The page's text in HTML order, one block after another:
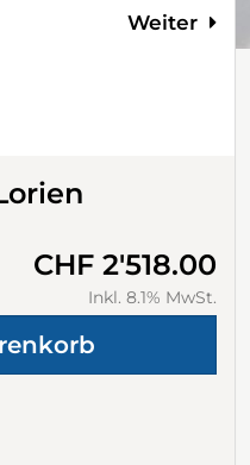
Weiter
CHF 2'518.00
Inkl. 8.1% MwSt.